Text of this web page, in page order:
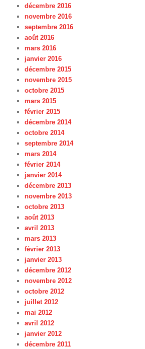
décembre 2016
novembre 2016
septembre 2016
août 2016
mars 2016
janvier 2016
décembre 2015
novembre 2015
octobre 2015
mars 2015
février 2015
décembre 2014
octobre 2014
septembre 2014
mars 2014
février 2014
janvier 2014
décembre 2013
novembre 2013
octobre 2013
août 2013
avril 2013
mars 2013
février 2013
janvier 2013
décembre 2012
novembre 2012
octobre 2012
juillet 2012
mai 2012
avril 2012
janvier 2012
décembre 2011